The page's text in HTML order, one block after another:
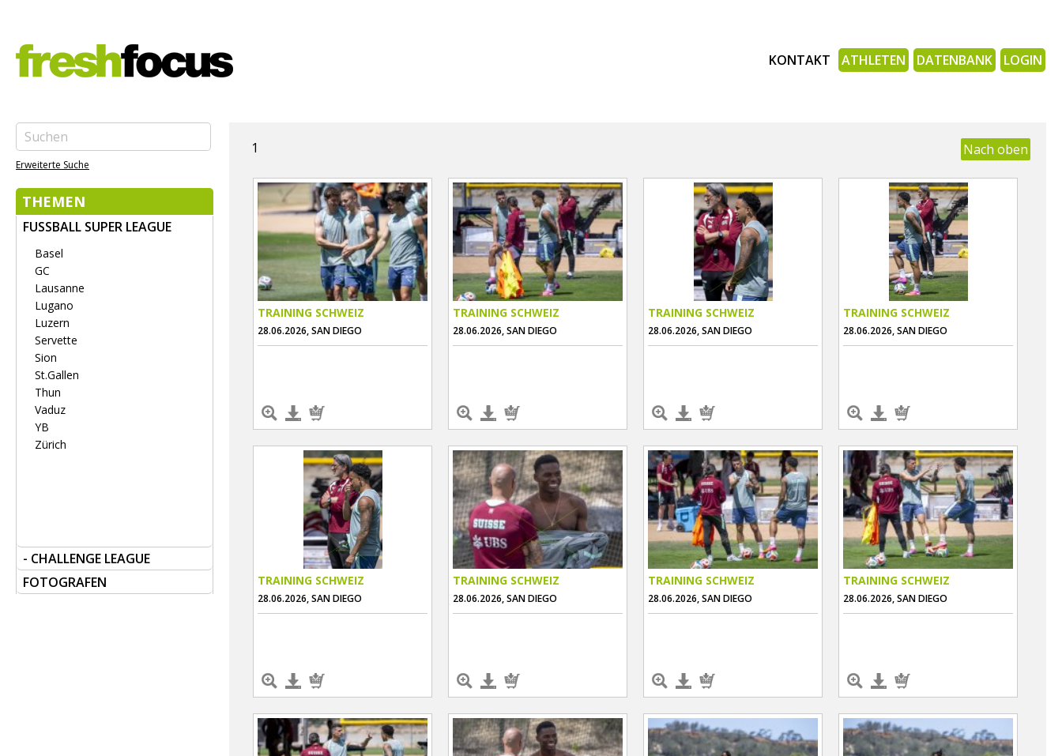
KONTAKT ATHLETEN DATENBANK LOGIN
Erweiterte Suche
THEMEN
FUSSBALL SUPER LEAGUE
Basel
GC
Lausanne
Lugano
Luzern
Servette
Sion
St.Gallen
Thun
Vaduz
YB
Zürich
- CHALLENGE LEAGUE
FOTOGRAFEN
1 Nach oben
TRAINING SCHWEIZ
28.06.2026, SAN DIEGO
TRAINING SCHWEIZ
28.06.2026, SAN DIEGO
TRAINING SCHWEIZ
28.06.2026, SAN DIEGO
TRAINING SCHWEIZ
28.06.2026, SAN DIEGO
TRAINING SCHWEIZ
28.06.2026, SAN DIEGO
TRAINING SCHWEIZ
28.06.2026, SAN DIEGO
TRAINING SCHWEIZ
28.06.2026, SAN DIEGO
TRAINING SCHWEIZ
28.06.2026, SAN DIEGO